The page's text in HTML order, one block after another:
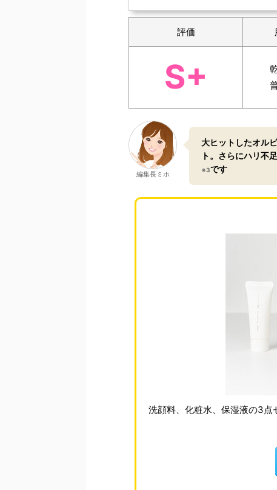
評価
S+
編集長ミホ
大ヒットしたオル
ト。さらにハリ不
※3です
洗顔料、化粧水、保湿液の3点